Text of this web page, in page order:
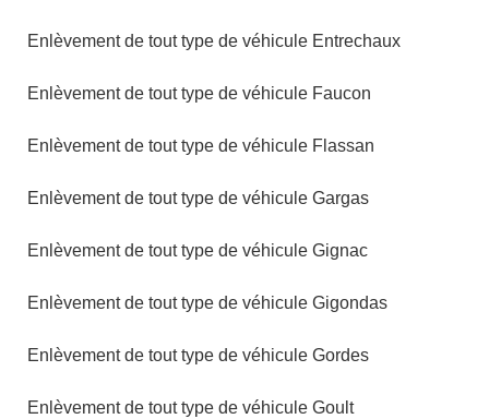
Enlèvement de tout type de véhicule Entrechaux
Enlèvement de tout type de véhicule Faucon
Enlèvement de tout type de véhicule Flassan
Enlèvement de tout type de véhicule Gargas
Enlèvement de tout type de véhicule Gignac
Enlèvement de tout type de véhicule Gigondas
Enlèvement de tout type de véhicule Gordes
Enlèvement de tout type de véhicule Goult